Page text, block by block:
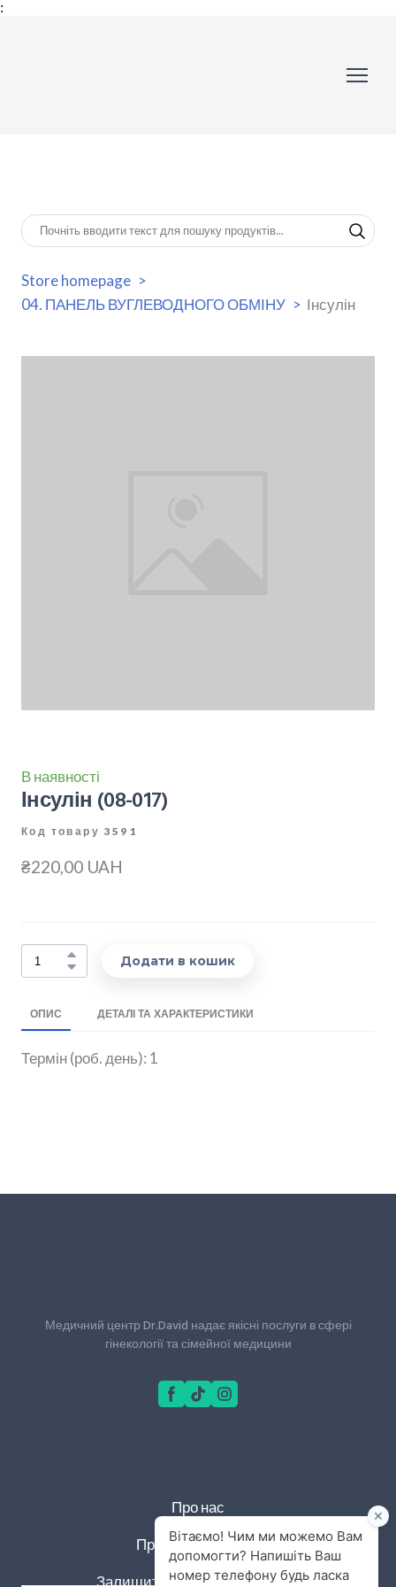
:
Store homepage
04. ПАНЕЛЬ ВУГЛЕВОДНОГО ОБМІНУ
Інсулін
В наявності
Інсулін (08-017)
Код товару 3591
₴220,00 UAH
Додати в кошик
ОПИС ДЕТАЛІ ТА ХАРАКТЕРИСТИКИ
Термін (роб. день): 1
Медичний центр Dr.David надає якісні послуги в сфері
гінекології та сімейної медицини
Про нас
Правила та умови
Залишит відгук у відділ якості